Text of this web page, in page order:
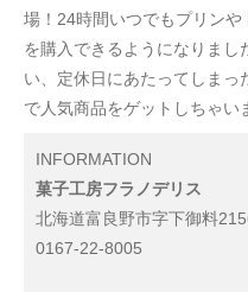
場！24時間いつでもプリン
を購入できるようになりまし
い、定休日にあたってしま
で人気商品をゲットしちゃい
INFORMATION
菓子工房フラノデリス
北海道富良野市字下御料
0167-22-8005